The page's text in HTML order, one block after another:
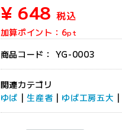
¥ 648 税込
加算ポイント： 6pt
商品コード： YG-0003
関連カテゴリ
ゆば |生産者 | ゆば工房五大 |